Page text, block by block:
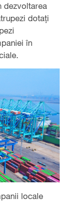
dezvoltarea
dotați
în
locale